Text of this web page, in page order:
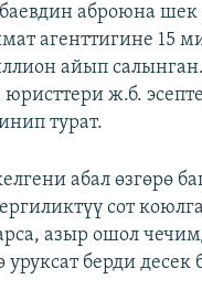
аброюна шек
агенттигине 15
айып
ж.б.
турат.
абал өзгөрө
сот
азыр ошол
уруксат берди десек